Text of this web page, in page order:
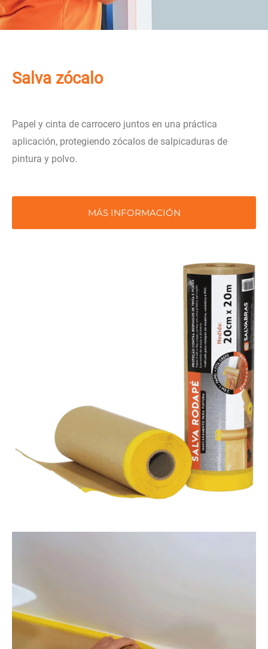
Salva zócalo
Papel y cinta de carrocero juntos en una práctica
aplicación, protegiendo zócalos de salpicaduras de
pintura y polvo.
MÁS INFORMACIÓN